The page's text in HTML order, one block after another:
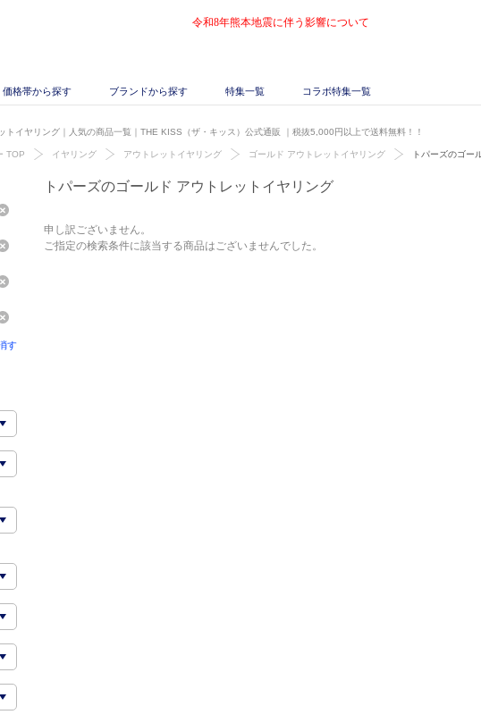
令和8年熊本地震に伴う影響について
価格帯から探す ブランドから探す 特集一覧 コラボ特集一覧
トイヤリング｜人気の商品一覧｜THE KISS（ザ・キッス）公式通販 ｜税抜5,000円以上で送料無料！！
TOP イヤリング アウトレットイヤリング ゴールド アウトレットイヤリング トパーズのゴー
トパーズのゴールド アウトレットイヤリング
申し訳ございません。
ご指定の検索条件に該当する商品はございませんでした。
す